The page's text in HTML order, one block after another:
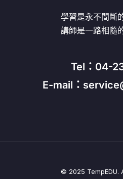
學習是永不間斷
講師是一路相隨
Tel：04-
E-mail：
© 2025 TempEDU.